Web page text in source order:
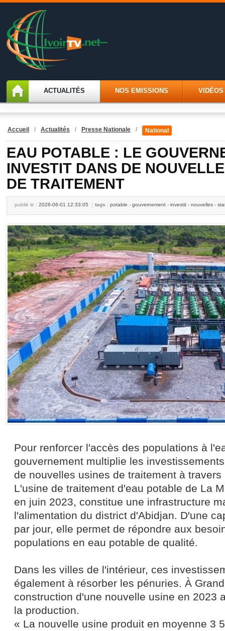
ACTUALITÉS NOS EMISSIONS VIDÉOS
Accueil / Actualités / Presse Nationale / National
EAU POTABLE : LE
INVESTIT DANS DE
DE TRAITEMENT
publiè le : 2026-06-01 12:33:05 tags : potable - gouvernement - investit - nouvelles -
Pour renforcer l'accès des populations à
gouvernement multiplie les
de nouvelles usines de traitement à travers
L'usine de traitement d'eau potable de La
en juin 2023, constitue une infrastructure
l'alimentation du district d'Abidjan. D'une
par jour, elle permet de répondre aux
populations en eau potable de qualité.
Dans les villes de l'intérieur, ces
également à résorber les pénuries. À
construction d'une nouvelle usine en 2023
la production.
« La nouvelle usine produit en moyenne 3